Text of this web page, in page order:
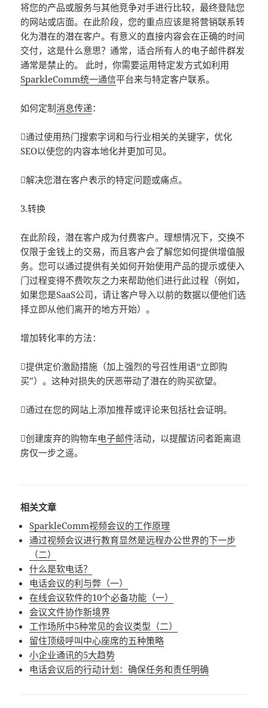
将您的产品或服务与其他竞争对手进行比较，最终登陆您
的网站或店面。在此阶段，您的重点应该是将营销联系转
化为潜在的潜在客户。有意义的直接内容会在正确的时间
交付，这是什么意思？通常，适合所有人的电子邮件群发
通常是禁止的。 此时，你需要运用特定发方式如利用
SparkleComm统一通信平台来与特定客户联系。
如何定制消息传递：
通过使用热门搜索字词和与行业相关的关键字，优化
SEO以使您的内容本地化并更加可见。
解决您潜在客户表示的特定问题或痛点。
3.转换
在此阶段，潜在客户成为付费客户。理想情况下，交换不
仅限于金钱上的交易，而且客户会了解您如何提供增值服
务。您可以通过提供有关如何开始使用产品的提示或使入
门过程变得不费吹灰之力来帮助他们进行此过程（例如，
如果您是SaaS公司，请让客户导入以前的数据以便他们选
择立即从他们离开的地方开始）。
增加转化率的方法：
提供定价激励措施（加上强烈的号召性用语“立即购
买”）。这种对损失的厌恶带动了潜在的购买欲望。
通过在您的网站上添加推荐或评论来包括社会证明。
创建废弃的购物车电子邮件活动，以提醒访问者距离退
房仅一步之遥。
相关文章
SparkleComm视频会议的工作原理
通过视频会议进行教育显然是远程办公世界的下一步
（二）
什么是软电话？
电话会议的利与弊（一）
在线会议软件的10个必备功能（一）
会议文件协作新境界
工作场所中5种常见的会议类型（二）
留住顶级呼叫中心座席的五种策略
小企业通讯的5大趋势
电话会议后的行动计划：确保任务和责任明确